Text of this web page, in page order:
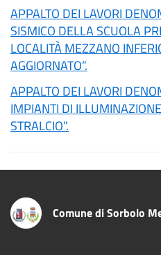
APPALTO DEI LAVORI
SISMICO DELLA SCUOLA
LOCALITÀ MEZZANO
AGGIORNATO”.
APPALTO DEI LAVORI
IMPIANTI DI
STRALCIO”.
Comune di Sorbolo